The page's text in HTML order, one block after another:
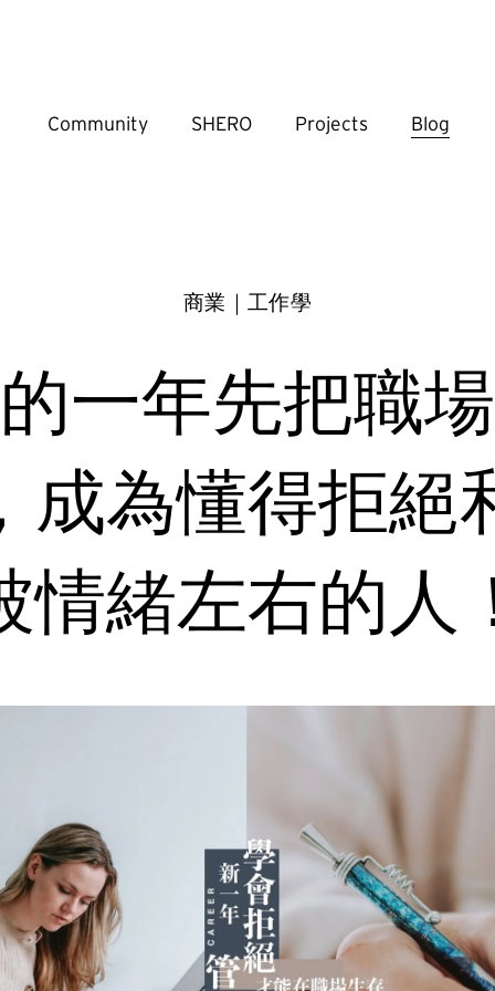
Community SHERO Projects Blog
一年先把職
成為懂得拒絕
情緒左右的人
商業｜工作學